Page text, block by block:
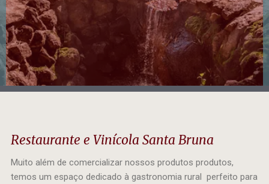
Restaurante e Vinícola Santa Bruna
Muito além de comercializar nossos produtos produtos,
temos um espaço dedicado à gastronomia rural perfeito para